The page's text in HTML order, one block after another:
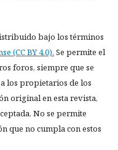
bajo los términos
(CC BY 4.0). Se permite el
foros, siempre que se
los propietarios de los
original en esta revista,
No se permite
que no cumpla con estos